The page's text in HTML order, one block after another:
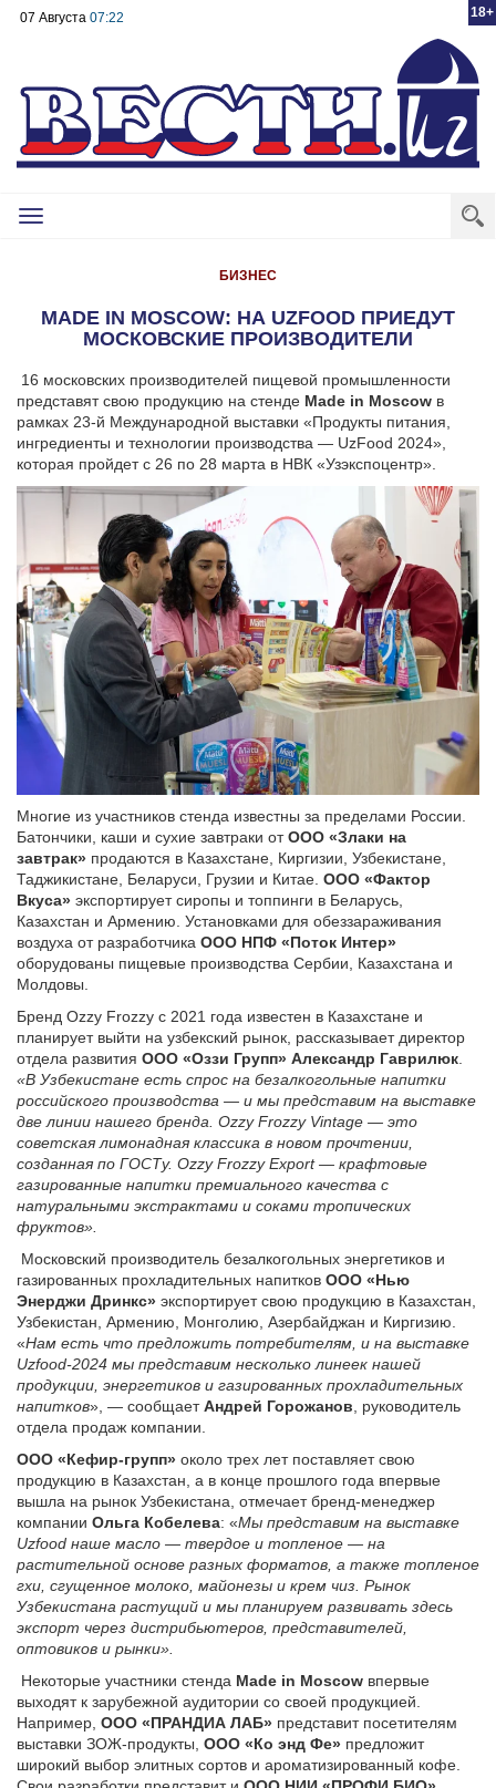
18+
07 Августа 07:22
Toggle
БИЗНЕС
MADE IN MOSCOW: НА UZFOOD ПРИЕДУТ
МОСКОВСКИЕ ПРОИЗВОДИТЕЛИ
16 московских производителей пищевой промышленности
представят свою продукцию на стенде Made in Moscow в
рамках 23-й Международной выставки «Продукты питания,
ингредиенты и технологии производства — UzFood 2024»,
которая пройдет с 26 по 28 марта в НВК «Узэкспоцентр».
Многие из участников стенда известны за пределами России.
Батончики, каши и сухие завтраки отООО «Злаки на
завтрак» продаются в Казахстане, Киргизии, Узбекистане,
Таджикистане, Беларуси, Грузии и Китае. ООО «Фактор
Вкуса» экспортирует сиропы и топпинги в Беларусь,
Казахстан и Армению. Установками для обеззараживания
воздуха от разработчика ООО НПФ «Поток Интер»
оборудованы пищевые производства Сербии, Казахстана и
Молдовы.
Бренд Ozzy Frozzy с 2021 года известен в Казахстане и
планирует выйти на узбекский рынок, рассказывает директор
отдела развития ООО «Оззи Групп» Александр Гаврилюк
«В Узбекистане есть спрос на безалкогольные напитки
российского производства — и мы представим на выставке
две линии нашего бренда. Ozzy Frozzy Vintage — это
советская лимонадная классика в новом прочтении,
созданная по ГОСТу. Ozzy Frozzy Export — крафтовые
газированные напитки премиального качества с
натуральными экстрактами и соками тропических
фруктов».
Московский производитель безалкогольных энергетиков и
газированных прохладительных напитков ООО «Нью
Энерджи Дринкс» экспортирует свою продукцию в Казахстан,
Узбекистан, Армению, Монголию, Азербайджан и Киргизию.
«Нам есть что предложить потребителям, и на выставке
Uzfood-2024 мы представим несколько линеек нашей
продукции, энергетиков и газированных прохладительных
напитков», — сообщаетАндрей Горожанов , руководитель
отдела продаж компании.
ООО «Кефир-групп» около трех лет поставляет свою
продукцию в Казахстан, а в конце прошлого года впервые
вышла на рынок Узбекистана, отмечает бренд-менеджер
компании Ольга Кобелева: «Мы представим на выставке
Uzfood наше масло — твердое и топленое — на
растительной основе разных форматов, а также топленое
гхи, сгущенное молоко, майонезы и крем чиз. Рынок
Узбекистана растущий и мы планируем развивать здесь
экспорт через дистрибьютеров, представителей,
оптовиков и рынки».
Некоторые участники стенда Made in Moscow впервые
выходят к зарубежной аудитории со своей продукцией.
Например, ООО «ПРАНДИА ЛАБ» представит посетителям
выставки ЗОЖ-продукты, ООО «Ко энд Фе» предложит
широкий выбор элитных сортов и ароматизированный кофе.